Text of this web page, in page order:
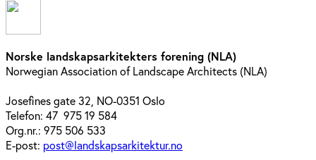
Norske landskapsarkitekters forening (NLA)
Norwegian Association of Landscape Architects (NLA)
Josefines gate 32, NO-0351 Oslo
Telefon: 47 975 19 584
Org.nr.: 975 506 533
E-post: post@landskapsarkitektur.no